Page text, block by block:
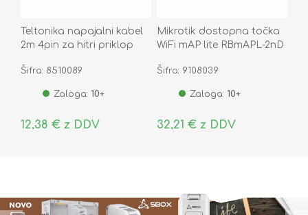
Teltonika napajalni kabel
2m 4pin za hitri priklop
Šifra: 8510089
Zaloga: 10+
12,38 € z DDV
Mikrotik dostopna točka
WiFi mAP lite RBmAPL-2nD
Šifra: 9108039
Zaloga: 10+
32,21 € z DDV